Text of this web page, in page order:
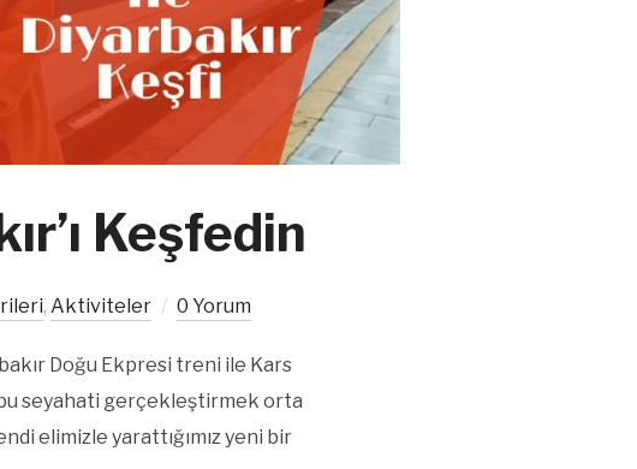
Keşfedin
, Aktiviteler 0 Yorum
Doğu Ekpresi treni ile Kars
seyahati gerçekleştirmek orta
elimizle yarattığımız yeni bir